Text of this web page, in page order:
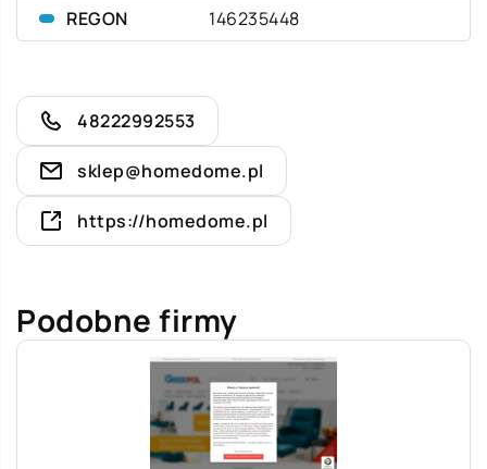
REGON
146235448
48222992553
sklep@homedome.pl
https://homedome.pl
Podobne firmy